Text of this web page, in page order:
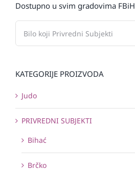
Dostupno u svim gradovima FBiH
KATEGORIJE PROIZVODA
Judo
PRIVREDNI SUBJEKTI
Bihać
Brčko